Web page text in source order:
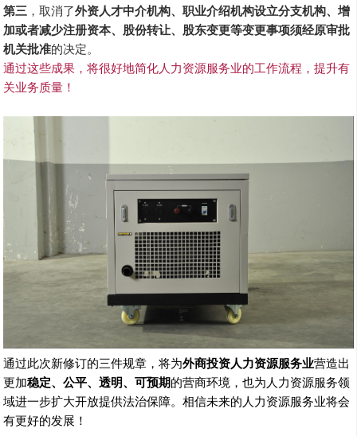
第三 ，取消了外资人才中介机构、职业介绍机构设立分支机构、增
加或者减少注册资本、股份转让、股东变更等变更事项须经原审批
机关批准的决定。
通过这些成果，将很好地简化人力资源服务业的工作流程，提升有
关业务质量！
通过此次新修订的三件规章，将为外商投资人力资源服务业营造出
更加稳定、公平、透明、可预期的营商环境，也为人力资源服务领
域进一步扩大开放提供法治保障。相信未来的人力资源服务业将会
有更好的发展！